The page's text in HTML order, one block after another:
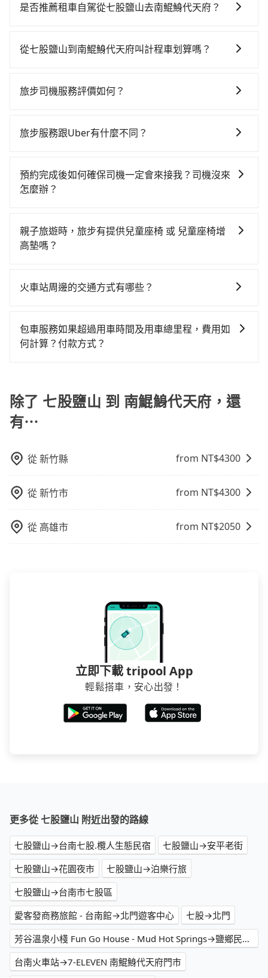
是否推薦租車自駕從七股鹽山去南鯤鯓代天府？
對的時間彈性，最重要的是你當天就要來回，那在台南
公里再額外加收$3.2，從七股鹽山到南鯤鯓代天府的花
路邊停車費用預估進去，但額外的汽車保險與可能的罰
款，如果人數超過四位，更是沒有較大的七人座或九人
座可供選擇，而且無人租車最令人詬病的就是車況，打
外，偶爾也會遇到明明已經預約了時間但上一位用戶卻
遲遲尚未歸還，又或者要還車時卻偏偏找不到停車位，
還是有其區域的限制，實際可停靠的地點與你的上下車
從七股鹽山到南鯤鯓代天府叫計程車划算嗎？
灣大車隊、Uber、Line Taxi、Yoxi等。依照里程跳錶計
時叫到小黃的難度是台北或新北的20倍之多。再加上台
股鹽山到南鯤鯓代天府的跳表小黃可能較為便宜，但仍
有臨時攔不到車以及計程車司機不跳錶計費的風險，如
旅步司機服務評價如何？
機非常高的評價，認為他們非常專業且親切！讓他們的
旅步服務跟Uber有什麼不同？
中長程提供最優惠的價格。 (3) 全台服務，不分城市與郊
區。 (4) 有較為嚴謹的乘車時間與取消政策。
預約完成後如何確保司機一定會來接我？司機沒來
怎麼辦？
派車。在出發前一天晚上八點時，會透過電子郵件與簡
訊提供司機的姓名、電話、車牌、車型等資訊，如在約
位置。但如果遇到車輛故障或者前一趟車嚴重耽誤，
親子旅遊時，旅步有提供兒童座椅 或 兒童座椅增
高墊嗎？
童座椅。每趟每個租金 NT$300。您可以在預定服務時
火車站周邊的交通方式有哪些？
方式： 公車或客運：乘坐公車或客運到達或離開火車
站，相對便宜經濟。 計程車：乘坐計程車到達或離開火
包車服務如果超過用車時間及用車總里程，費用如
何計算？付款方式？
定的里程數，每10公里加收150元的費用。這些額外費
用可以在下車前付現給司機。
除了 七股鹽山 到 南鯤鯓代天府，還
有⋯
從新竹縣 from NT$4300
從新竹市 from NT$4300
從 高雄市 from NT$2050
立即下載 tripool App
輕鬆搭車，安心出發！
更多從 七股鹽山 附近出發的路線
七股鹽山→台南七股.欖人生態民宿
七股鹽山→安平老街
七股鹽山→花園夜市
七股鹽山→泊樂行旅
七股鹽山→台南市七股區
愛客發商務旅館 - 台南館→北門遊客中心
七股→北門
芳谷溫泉小棧 Fun Go House - Mud Hot Springs→鹽鄉民宿餐廳
台南火車站→7-ELEVEN 南鯤鯓代天府門市